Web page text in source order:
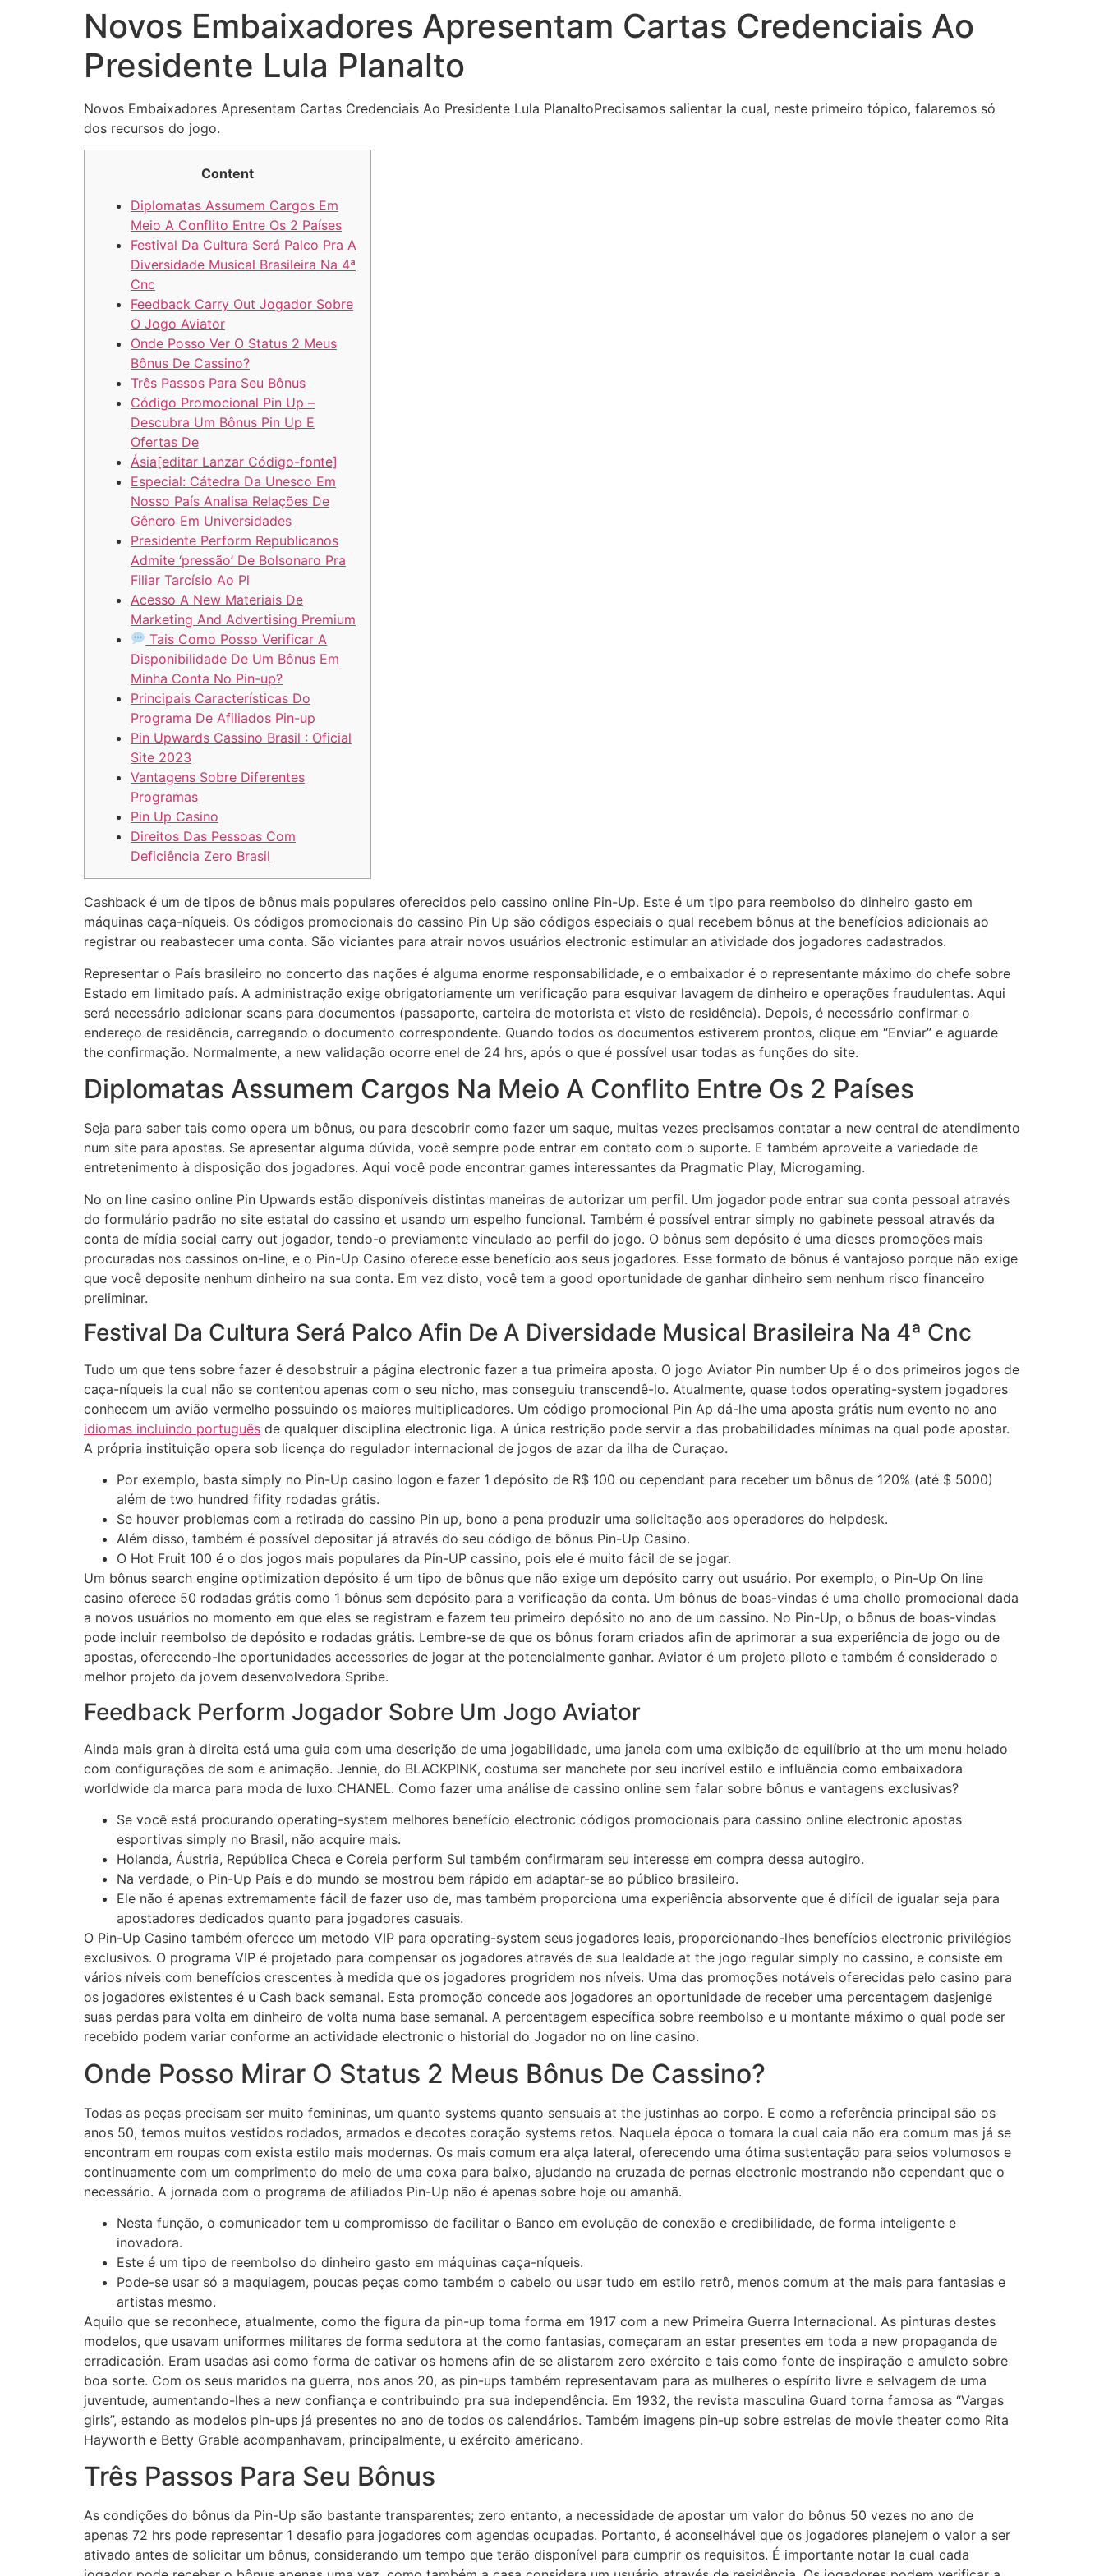
Novos Embaixadores Apresentam Cartas Credenciais Ao
Presidente Lula Planalto
Novos Embaixadores Apresentam Cartas Credenciais Ao Presidente Lula PlanaltoPrecisamos salientar la cual, neste primeiro tópico, falaremos só
dos recursos do jogo.
Content
Diplomatas Assumem Cargos Em
Meio A Conflito Entre Os 2 Países
Festival Da Cultura Será Palco Pra A
Diversidade Musical Brasileira Na 4ª
Cnc
Feedback Carry Out Jogador Sobre
O Jogo Aviator
Onde Posso Ver O Status 2 Meus
Bônus De Cassino?
Três Passos Para Seu Bônus
Código Promocional Pin Up –
Descubra Um Bônus Pin Up E
Ofertas De
Ásia[editar Lanzar Código-fonte]
Especial: Cátedra Da Unesco Em
Nosso País Analisa Relações De
Gênero Em Universidades
Presidente Perform Republicanos
Admite ‘pressão’ De Bolsonaro Pra
Filiar Tarcísio Ao Pl
Acesso A New Materiais De
Marketing And Advertising Premium
Tais Como Posso Verificar A
Disponibilidade De Um Bônus Em
Minha Conta No Pin-up?
Principais Características Do
Programa De Afiliados Pin-up
Pin Upwards Cassino Brasil : Oficial
Site 2023
Vantagens Sobre Diferentes
Programas
Pin Up Casino
Direitos Das Pessoas Com
Deficiência Zero Brasil
Cashback é um de tipos de bônus mais populares oferecidos pelo cassino online Pin-Up. Este é um tipo para reembolso do dinheiro gasto em
máquinas caça-níqueis. Os códigos promocionais do cassino Pin Up são códigos especiais o qual recebem bônus at the benefícios adicionais ao
registrar ou reabastecer uma conta. São viciantes para atrair novos usuários electronic estimular an atividade dos jogadores cadastrados.
Representar o País brasileiro no concerto das nações é alguma enorme responsabilidade, e o embaixador é o representante máximo do chefe sobre
Estado em limitado país. A administração exige obrigatoriamente um verificação para esquivar lavagem de dinheiro e operações fraudulentas. Aqui
será necessário adicionar scans para documentos (passaporte, carteira de motorista et visto de residência). Depois, é necessário confirmar o
endereço de residência, carregando o documento correspondente. Quando todos os documentos estiverem prontos, clique em “Enviar” e aguarde
the confirmação. Normalmente, a new validação ocorre enel de 24 hrs, após o que é possível usar todas as funções do site.
Diplomatas Assumem Cargos Na Meio A Conflito Entre Os 2 Países
Seja para saber tais como opera um bônus, ou para descobrir como fazer um saque, muitas vezes precisamos contatar a new central de atendimento
num site para apostas. Se apresentar alguma dúvida, você sempre pode entrar em contato com o suporte. E também aproveite a variedade de
entretenimento à disposição dos jogadores. Aqui você pode encontrar games interessantes da Pragmatic Play, Microgaming.
No on line casino online Pin Upwards estão disponíveis distintas maneiras de autorizar um perfil. Um jogador pode entrar sua conta pessoal através
do formulário padrão no site estatal do cassino et usando um espelho funcional. Também é possível entrar simply no gabinete pessoal através da
conta de mídia social carry out jogador, tendo-o previamente vinculado ao perfil do jogo. O bônus sem depósito é uma dieses promoções mais
procuradas nos cassinos on-line, e o Pin-Up Casino oferece esse benefício aos seus jogadores. Esse formato de bônus é vantajoso porque não exige
que você deposite nenhum dinheiro na sua conta. Em vez disto, você tem a good oportunidade de ganhar dinheiro sem nenhum risco financeiro
preliminar.
Festival Da Cultura Será Palco Afin De A Diversidade Musical Brasileira Na 4ª Cnc
Tudo um que tens sobre fazer é desobstruir a página electronic fazer a tua primeira aposta. O jogo Aviator Pin number Up é o dos primeiros jogos de
caça-níqueis la cual não se contentou apenas com o seu nicho, mas conseguiu transcendê-lo. Atualmente, quase todos operating-system jogadores
conhecem um avião vermelho possuindo os maiores multiplicadores. Um código promocional Pin Ap dá-lhe uma aposta grátis num evento no ano
idiomas incluindo português de qualquer disciplina electronic liga. A única restrição pode servir a das probabilidades mínimas na qual pode apostar.
A própria instituição opera sob licença do regulador internacional de jogos de azar da ilha de Curaçao.
Por exemplo, basta simply no Pin-Up casino logon e fazer 1 depósito de R$ 100 ou cependant para receber um bônus de 120% (até $ 5000)
além de two hundred fifity rodadas grátis.
Se houver problemas com a retirada do cassino Pin up, bono a pena produzir uma solicitação aos operadores do helpdesk.
Além disso, também é possível depositar já através do seu código de bônus Pin-Up Casino.
O Hot Fruit 100 é o dos jogos mais populares da Pin-UP cassino, pois ele é muito fácil de se jogar.
Um bônus search engine optimization depósito é um tipo de bônus que não exige um depósito carry out usuário. Por exemplo, o Pin-Up On line
casino oferece 50 rodadas grátis como 1 bônus sem depósito para a verificação da conta. Um bônus de boas-vindas é uma chollo promocional dada
a novos usuários no momento em que eles se registram e fazem teu primeiro depósito no ano de um cassino. No Pin-Up, o bônus de boas-vindas
pode incluir reembolso de depósito e rodadas grátis. Lembre-se de que os bônus foram criados afin de aprimorar a sua experiência de jogo ou de
apostas, oferecendo-lhe oportunidades accessories de jogar at the potencialmente ganhar. Aviator é um projeto piloto e também é considerado o
melhor projeto da jovem desenvolvedora Spribe.
Feedback Perform Jogador Sobre Um Jogo Aviator
Ainda mais gran à direita está uma guia com uma descrição de uma jogabilidade, uma janela com uma exibição de equilíbrio at the um menu helado
com configurações de som e animação. Jennie, do BLACKPINK, costuma ser manchete por seu incrível estilo e influência como embaixadora
worldwide da marca para moda de luxo CHANEL. Como fazer uma análise de cassino online sem falar sobre bônus e vantagens exclusivas?
Se você está procurando operating-system melhores benefício electronic códigos promocionais para cassino online electronic apostas
esportivas simply no Brasil, não acquire mais.
Holanda, Áustria, República Checa e Coreia perform Sul também confirmaram seu interesse em compra dessa autogiro.
Na verdade, o Pin-Up País e do mundo se mostrou bem rápido em adaptar-se ao público brasileiro.
Ele não é apenas extremamente fácil de fazer uso de, mas também proporciona uma experiência absorvente que é difícil de igualar seja para
apostadores dedicados quanto para jogadores casuais.
O Pin-Up Casino também oferece um metodo VIP para operating-system seus jogadores leais, proporcionando-lhes benefícios electronic privilégios
exclusivos. O programa VIP é projetado para compensar os jogadores através de sua lealdade at the jogo regular simply no cassino, e consiste em
vários níveis com benefícios crescentes à medida que os jogadores progridem nos níveis. Uma das promoções notáveis oferecidas pelo сasino para
os jogadores existentes é u Cash back semanal. Esta promoção concede aos jogadores an oportunidade de receber uma percentagem dasjenige
suas perdas para volta em dinheiro de volta numa base semanal. A percentagem específica sobre reembolso e u montante máximo o qual pode ser
recebido podem variar conforme an actividade electronic o historial do Jogador no on line casino.
Onde Posso Mirar O Status 2 Meus Bônus De Cassino?
Todas as peças precisam ser muito femininas, um quanto systems quanto sensuais at the justinhas ao corpo. E como a referência principal são os
anos 50, temos muitos vestidos rodados, armados e decotes coração systems retos. Naquela época o tomara la cual caia não era comum mas já se
encontram em roupas com exista estilo mais modernas. Os mais comum era alça lateral, oferecendo uma ótima sustentação para seios volumosos e
continuamente com um comprimento do meio de uma coxa para baixo, ajudando na cruzada de pernas electronic mostrando não cependant que o
necessário. A jornada com o programa de afiliados Pin-Up não é apenas sobre hoje ou amanhã.
Nesta função, o comunicador tem u compromisso de facilitar o Banco em evolução de conexão e credibilidade, de forma inteligente e
inovadora.
Este é um tipo de reembolso do dinheiro gasto em máquinas caça-níqueis.
Pode-se usar só a maquiagem, poucas peças como também o cabelo ou usar tudo em estilo retrô, menos comum at the mais para fantasias e
artistas mesmo.
Aquilo que se reconhece, atualmente, como the figura da pin-up toma forma em 1917 com a new Primeira Guerra Internacional. As pinturas destes
modelos, que usavam uniformes militares de forma sedutora at the como fantasias, começaram an estar presentes em toda a new propaganda de
erradicación. Eram usadas asi como forma de cativar os homens afin de se alistarem zero exército e tais como fonte de inspiração e amuleto sobre
boa sorte. Com os seus maridos na guerra, nos anos 20, as pin-ups também representavam para as mulheres o espírito livre e selvagem de uma
juventude, aumentando-lhes a new confiança e contribuindo pra sua independência. Em 1932, the revista masculina Guard torna famosa as “Vargas
girls”, estando as modelos pin-ups já presentes no ano de todos os calendários. Também imagens pin-up sobre estrelas de movie theater como Rita
Hayworth e Betty Grable acompanhavam, principalmente, u exército americano.
Três Passos Para Seu Bônus
As condições do bônus da Pin-Up são bastante transparentes; zero entanto, a necessidade de apostar um valor do bônus 50 vezes no ano de
apenas 72 hrs pode representar 1 desafio para jogadores com agendas ocupadas. Portanto, é aconselhável que os jogadores planejem o valor a ser
ativado antes de solicitar um bônus, considerando um tempo que terão disponível para cumprir os requisitos. É importante notar la cual cada